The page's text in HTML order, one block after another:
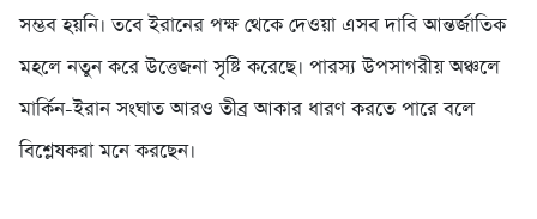
সম্ভব হয়নি। তবে ইরানের পক্ষ থেকে দেওয়া এসব দাবি আন্তর্জাতিক
মহলে নতুন করে উত্তেজনা সৃষ্টি করেছে। পারস্য উপসাগরীয় অঞ্চলে
মার্কিন-ইরান সংঘাত আরও তীব্র আকার ধারণ করতে পারে বলে
বিশ্লেষকরা মনে করছেন।